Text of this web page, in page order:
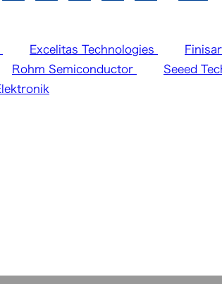
Excelitas Technologies
Rohm Semiconductor
Seeed